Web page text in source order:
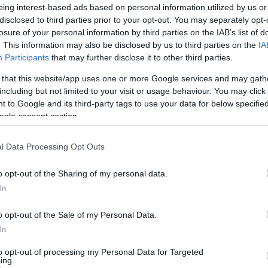
interest-based ads based on personal information utilized by us
to third parties prior to your opt-out. You may separately
of your personal information by third parties on the IAB’s list of
This information may also be disclosed by us to third parties on the
Participants that may further disclose it to other third parties.
that this website/app uses one or more Google services and may
but not limited to your visit or usage behaviour. You may
to Google and its third-party tags to use your data for below
consent section.
Data Processing Opt Outs
opt-out of the Sharing of my personal data.
opt-out of the Sale of my Personal Data.
opt-out of processing my Personal Data for Targeted
érzéseit? A válaszok azt mutatják,